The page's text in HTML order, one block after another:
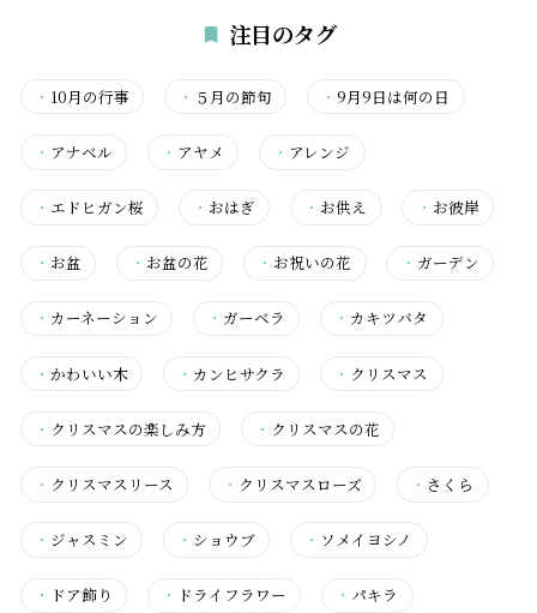
注目のタグ
・ 10月の行事 ・ ５月の節句 ・9月9日は何の日
・ アナベル ・ アヤメ ・ アレンジ
・ エドヒガン桜 ・ おはぎ ・ お供え ・ お彼岸
・ お盆 ・ お盆の花 ・ お祝いの花 ・ ガーデン
・ カーネーション ・ ガーベラ ・ カキツバタ
・ かわいい木 ・ カンヒサクラ ・ クリスマス
・ クリスマスの楽しみ方 ・ クリスマスの花
・ クリスマスリース ・ クリスマスローズ ・ さくら
・ ジャスミン ・ ショウブ ・ ソメイヨシノ
・ ドア飾り ・ ドライフラワー ・ パキラ